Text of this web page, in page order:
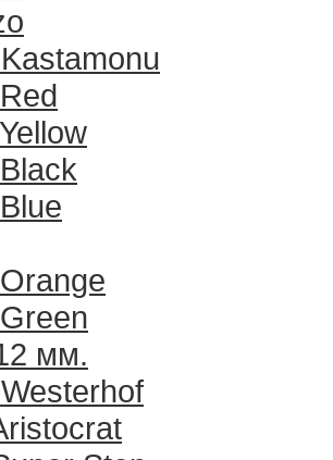
мм.